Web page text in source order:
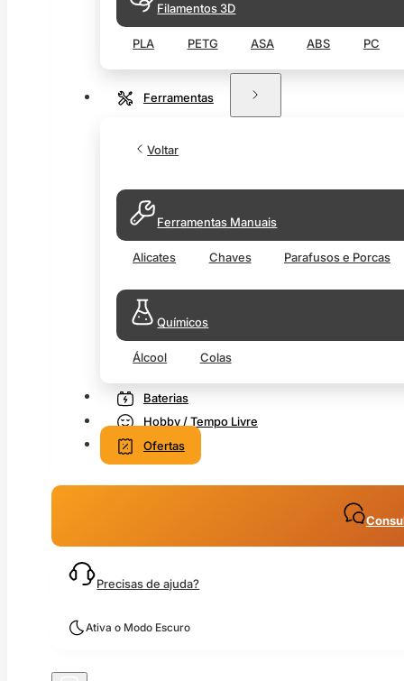
Filamentos 3D
PLA PETG ASA ABS PC
Ferramentas
Voltar
Ferramentas Manuais
Alicates Chaves Parafusos e Porcas
Químicos
Álcool Colas
Baterias
Hobby / Tempo Livre
Ofertas
Precisas de ajuda?
Ativa o Modo Escuro